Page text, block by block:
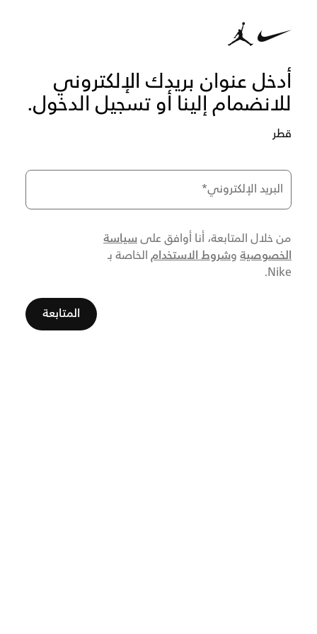
أدخل عنوان بريدك الإلكتروني
للانضمام إلينا أو تسجيل الدخول.
قطر
البريد الإلكتروني*
من خلال المتابعة، أنا أوافق علىسياسة
الخصوصية وشروط الاستخدام الخاصة بـ
Nike.
المتابعة